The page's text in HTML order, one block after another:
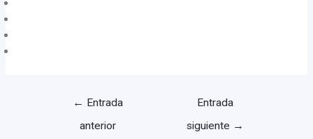
← Entrada
anterior
Entrada
siguiente →